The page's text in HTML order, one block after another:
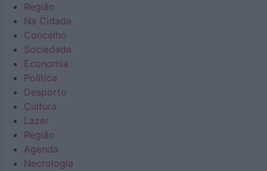
Região
Na Cidade
Concelho
Sociedade
Economia
Política
Desporto
Cultura
Lazer
Região
Agenda
Necrologia